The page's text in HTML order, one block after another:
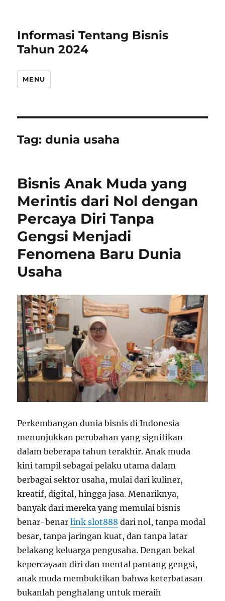
Informasi Tentang Bisnis
Tahun 2024
MENU
Tag:dunia usaha
Bisnis Anak Muda yang
Merintis dari Nol dengan
Percaya Diri Tanpa
Gengsi Menjadi
Fenomena Baru Dunia
Usaha
Perkembangan dunia bisnis di Indonesia
menunjukkan perubahan yang signifikan
dalam beberapa tahun terakhir. Anak muda
kini tampil sebagai pelaku utama dalam
berbagai sektor usaha, mulai dari kuliner,
kreatif, digital, hingga jasa. Menariknya,
banyak dari mereka yang memulai bisnis
benar-benarlink slot888 dari nol, tanpa modal
besar, tanpa jaringan kuat, dan tanpa latar
belakang keluarga pengusaha. Dengan bekal
kepercayaan diri dan mental pantang gengsi,
anak muda membuktikan bahwa keterbatasan
bukanlah penghalang untuk meraih